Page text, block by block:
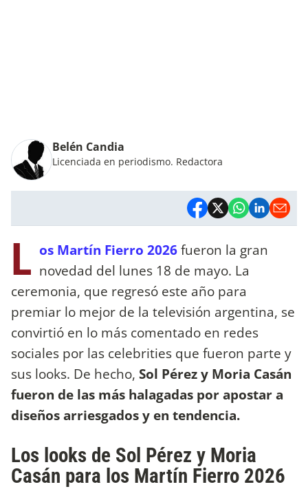
Belén Candia
Licenciada en periodismo. Redactora
L os Martín Fierro 2026fueron la gran
novedad del lunes 18 de mayo. La
ceremonia, que regresó este año para
premiar lo mejor de la televisión argentina, se
convirtió en lo más comentado en redes
sociales por las celebrities que fueron parte y
sus looks. De hecho, Sol Pérez y Moria Casán
fueron de las más halagadas por apostar a
diseños arriesgados y en tendencia.
Los looks de Sol Pérez y Moria
Casán para los Martín Fierro 2026